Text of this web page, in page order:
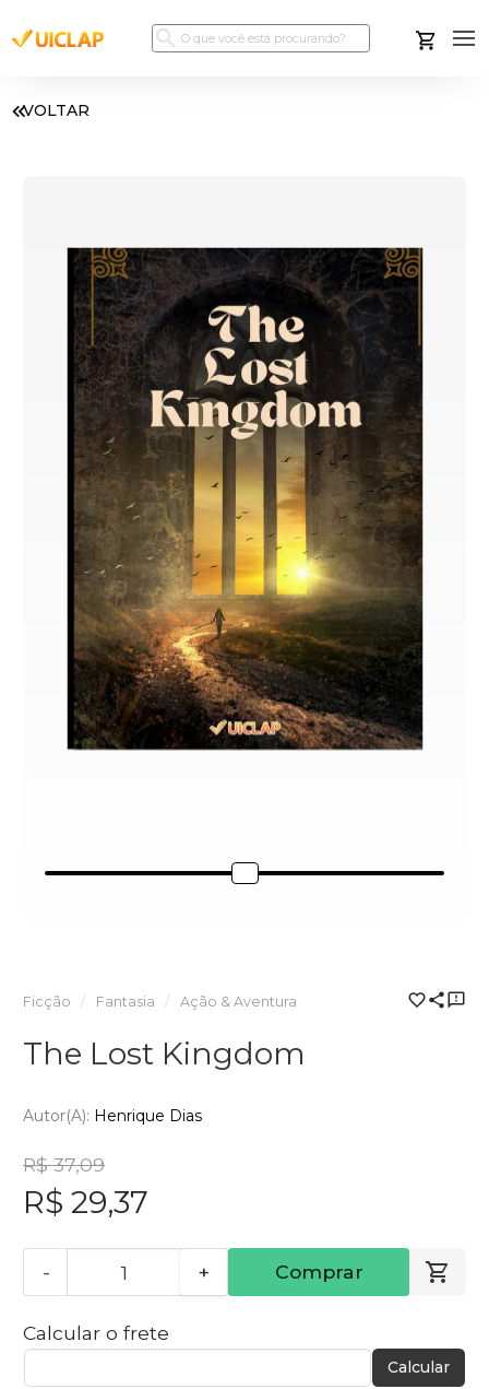
VOLTAR
Ficção Fantasia Ação & Aventura
The Lost Kingdom
Autor(a): Henrique Dias
R$ 37,09
R$ 29,37
- + Comprar
Calcular o frete
Calcular